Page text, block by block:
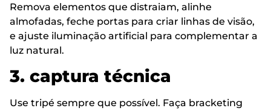
Remova elementos que distraiam, alinhe
almofadas, feche portas para criar linhas de visão,
e ajuste iluminação artificial para complementar a
luz natural.
3. captura técnica
Use tripé sempre que possível. Faça bracketing